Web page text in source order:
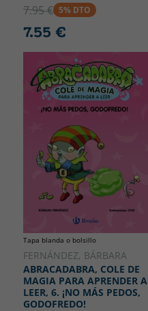
7.95 € 5% DTO
7.55 €
Tapa blanda o bolsillo
FERNÁNDEZ, BÁRBARA
ABRACADABRA, COLE DE
MAGIA PARA APRENDER A
LEER, 6. ¡NO MÁS PEDOS,
GODOFREDO!